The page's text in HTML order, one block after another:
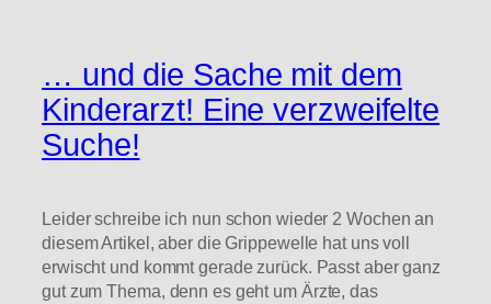
… und die Sache mit dem
Kinderarzt! Eine verzweifelte
Suche!
Leider schreibe ich nun schon wieder 2 Wochen an
diesem Artikel, aber die Grippewelle hat uns voll
erwischt und kommt gerade zurück. Passt aber ganz
gut zum Thema, denn es geht um Ärzte, das